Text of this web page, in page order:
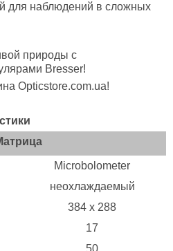
для наблюдений в сложных
природы с
Bresser!
Opticstore.com.ua!
Microbolometer
неохлаждаемый
384 х 288
17